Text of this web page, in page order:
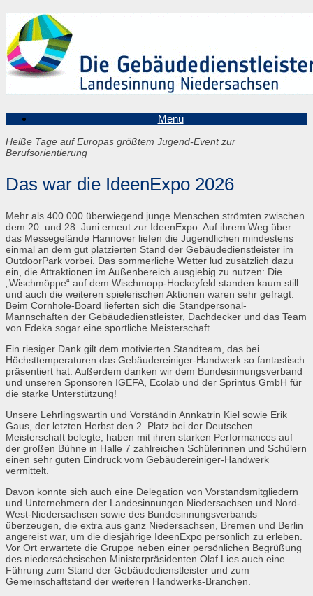
Zum
Inhalt
springen
Menü
Heiße Tage auf Europas größtem Jugend-Event zur
Berufsorientierung
Das war die IdeenExpo 2026
Mehr als 400.000 überwiegend junge Menschen strömten zwischen
dem 20. und 28. Juni erneut zur IdeenExpo. Auf ihrem Weg über
das Messegelände Hannover liefen die Jugendlichen mindestens
einmal an dem gut platzierten Stand der Gebäudedienstleister im
OutdoorPark vorbei. Das sommerliche Wetter lud zusätzlich dazu
ein, die Attraktionen im Außenbereich ausgiebig zu nutzen: Die
„Wischmöppe“ auf dem Wischmopp-Hockeyfeld standen kaum still
und auch die weiteren spielerischen Aktionen waren sehr gefragt.
Beim Cornhole-Board lieferten sich die Standpersonal-
Mannschaften der Gebäudedienstleister, Dachdecker und das Team
von Edeka sogar eine sportliche Meisterschaft.
Ein riesiger Dank gilt dem motivierten Standteam, das bei
Höchsttemperaturen das Gebäudereiniger-Handwerk so fantastisch
präsentiert hat. Außerdem danken wir dem Bundesinnungsverband
und unseren Sponsoren IGEFA, Ecolab und der Sprintus GmbH für
die starke Unterstützung!
Unsere Lehrlingswartin und Vorständin Annkatrin Kiel sowie Erik
Gaus, der letzten Herbst den 2. Platz bei der Deutschen
Meisterschaft belegte, haben mit ihren starken Performances auf
der großen Bühne in Halle 7 zahlreichen Schülerinnen und Schülern
einen sehr guten Eindruck vom Gebäudereiniger-Handwerk
vermittelt.
Davon konnte sich auch eine Delegation von Vorstandsmitgliedern
und Unternehmern der Landesinnungen Niedersachsen und Nord-
West-Niedersachsen sowie des Bundesinnungsverbands
überzeugen, die extra aus ganz Niedersachsen, Bremen und Berlin
angereist war, um die diesjährige IdeenExpo persönlich zu erleben.
Vor Ort erwartete die Gruppe neben einer persönlichen Begrüßung
des niedersächsischen Ministerpräsidenten Olaf Lies auch eine
Führung zum Stand der Gebäudedienstleister und zum
Gemeinschaftstand der weiteren Handwerks-Branchen.